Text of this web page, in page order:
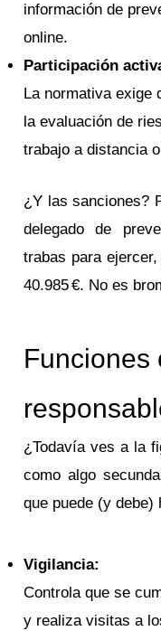
información de
online.
Participación
La normativa exige
la evaluación de
trabajo a distancia
¿Y las sanciones?
delegado de
trabas para
40.985 €. No es
Funciones
¿Todavía ves a la
como algo
que puede (y debe)
Vigilancia:
Controla que se
y realiza visitas a